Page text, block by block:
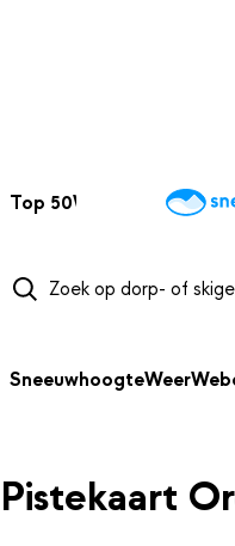
Top 50Webcams
SneeuwhoogteWeer
Pistekaart